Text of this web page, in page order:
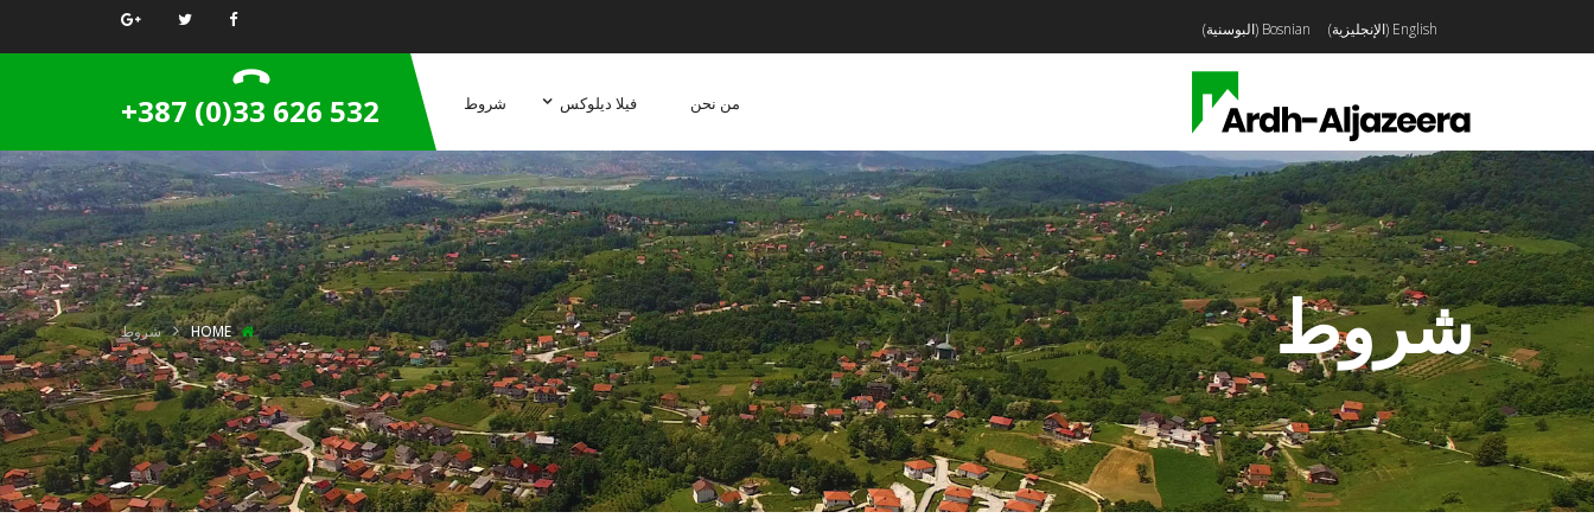
Bosnian
(البوسنية) English
(الإنجليزية)
من نحن فيلا ديلوكس شروط +387 (0)33 626 532
شروط HOME شروط